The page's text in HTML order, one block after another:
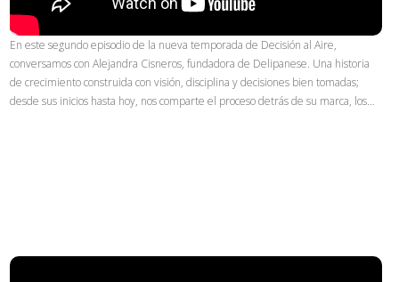
En este segundo episodio de la nueva temporada de Decisión al Aire,
conversamos con Alejandra Cisneros, fundadora de Delipanese. Una historia
de crecimiento construida con visión, disciplina y decisiones bien tomadas;
desde sus inicios hasta hoy, nos comparte el proceso detrás de su marca, los…